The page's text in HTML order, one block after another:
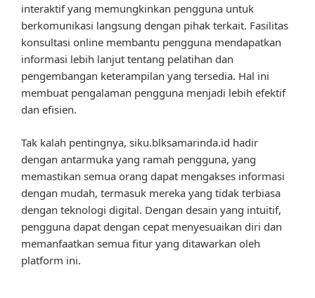
interaktif yang memungkinkan pengguna untuk
berkomunikasi langsung dengan pihak terkait. Fasilitas
konsultasi online membantu pengguna mendapatkan
informasi lebih lanjut tentang pelatihan dan
pengembangan keterampilan yang tersedia. Hal ini
membuat pengalaman pengguna menjadi lebih efektif
dan efisien.
Tak kalah pentingnya, siku.blksamarinda.id hadir
dengan antarmuka yang ramah pengguna, yang
memastikan semua orang dapat mengakses informasi
dengan mudah, termasuk mereka yang tidak terbiasa
dengan teknologi digital. Dengan desain yang intuitif,
pengguna dapat dengan cepat menyesuaikan diri dan
memanfaatkan semua fitur yang ditawarkan oleh
platform ini.